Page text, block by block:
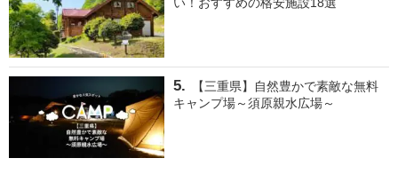
【三重県】自然豊かで素敵な無料
キャンプ場～須原親水広場～